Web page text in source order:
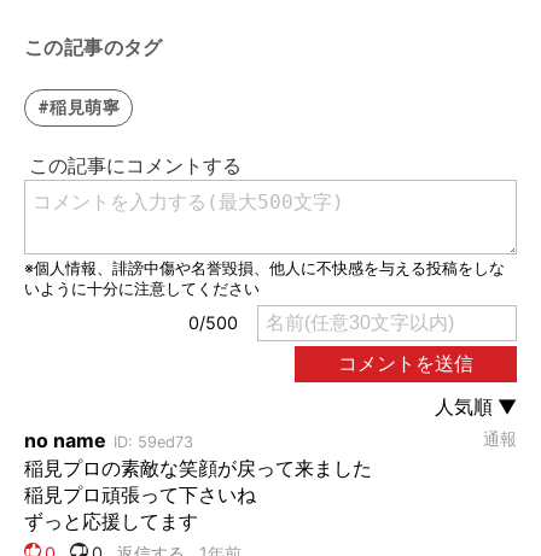
この記事のタグ
#稲見萌寧